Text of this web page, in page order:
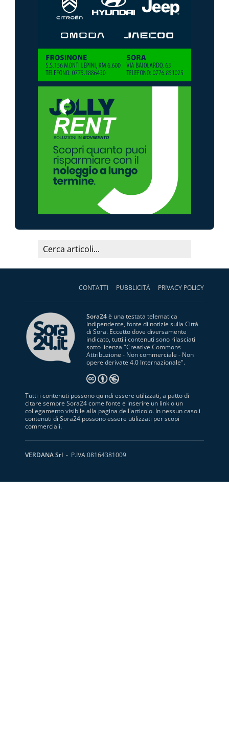
CONTATTI PUBBLICITÀ PRIVACY POLICY
Sora24è una testata telematica
indipendente, fonte di notizie sulla Città
di Sora. Eccetto dove diversamente
indicato, tutti i contenuti sono rilasciati
sotto licenza "Creative Commons
Attribuzione - Non commerciale - Non
opere derivate 4.0 Internazionale".
Tutti i contenuti possono quindi essere utilizzati, a patto di
citare sempre Sora24 come fonte e inserire un link o un
collegamento visibile alla pagina dell'articolo. In nessun caso i
contenuti di Sora24 possono essere utilizzati per scopi
commerciali.
VERDANA Srl - P.IVA 08164381009